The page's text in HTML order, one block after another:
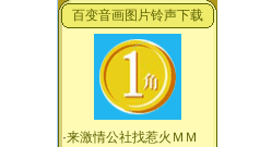
百变音画图片铃声下载
·来激情公社找惹火ＭＭ